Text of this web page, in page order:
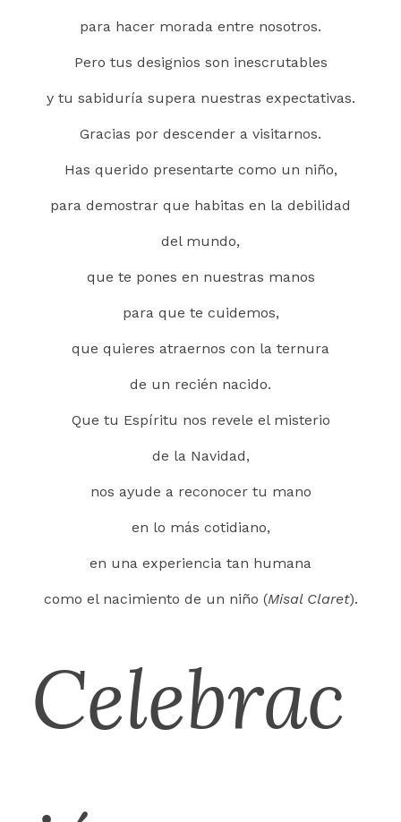
para hacer morada entre nosotros.
Pero tus designios son inescrutables
y tu sabiduría supera nuestras expectativas.
Gracias por descender a visitarnos.
Has querido presentarte como un niño,
para demostrar que habitas en la debilidad
del mundo,
que te pones en nuestras manos
para que te cuidemos,
que quieres atraernos con la ternura
de un recién nacido.
Que tu Espíritu nos revele el misterio
de la Navidad,
nos ayude a reconocer tu mano
en lo más cotidiano,
en una experiencia tan humana
como el nacimiento de un niño (Misal Claret).
Celebrac